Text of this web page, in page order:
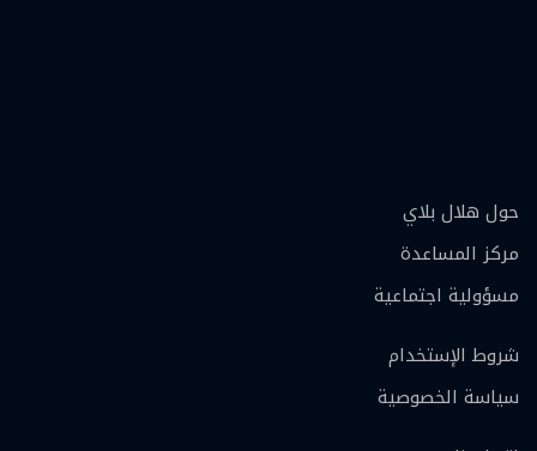
حول هلال بلاي
مركز المساعدة
مسؤولية اجتماعية
شروط الإستخدام
سياسة الخصوصية